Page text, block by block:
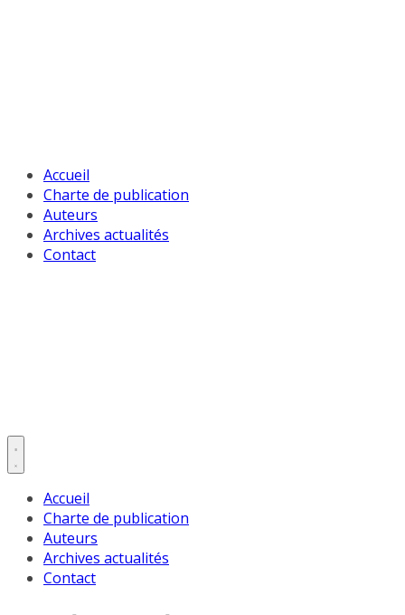
Accueil
Charte de publication
Auteurs
Archives actualités
Contact
Accueil
Charte de publication
Auteurs
Archives actualités
Contact